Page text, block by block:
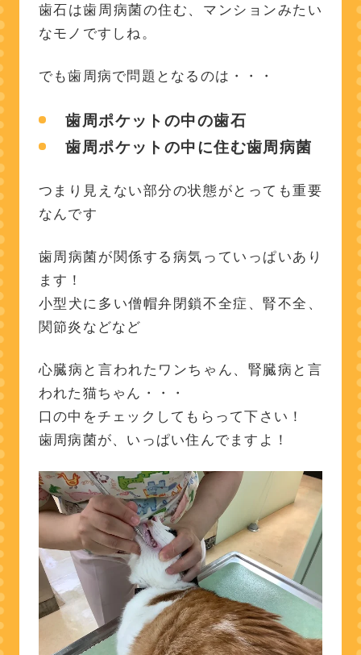
歯石は歯周病菌の住む、マンションみたい
なモノですしね。
でも歯周病で問題となるのは・・・
歯周ポケットの中の歯石
歯周ポケットの中に住む歯周病菌
つまり見えない部分の状態がとっても重要
なんです
歯周病菌が関係する病気っていっぱいあり
ます！
小型犬に多い僧帽弁閉鎖不全症、腎不全、
関節炎などなど
心臓病と言われたワンちゃん、腎臓病と言
われた猫ちゃん・・・
口の中をチェックしてもらって下さい！
歯周病菌が、いっぱい住んでますよ！